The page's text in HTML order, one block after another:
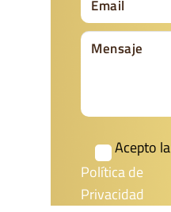
Acepto la
Política de
Privacidad